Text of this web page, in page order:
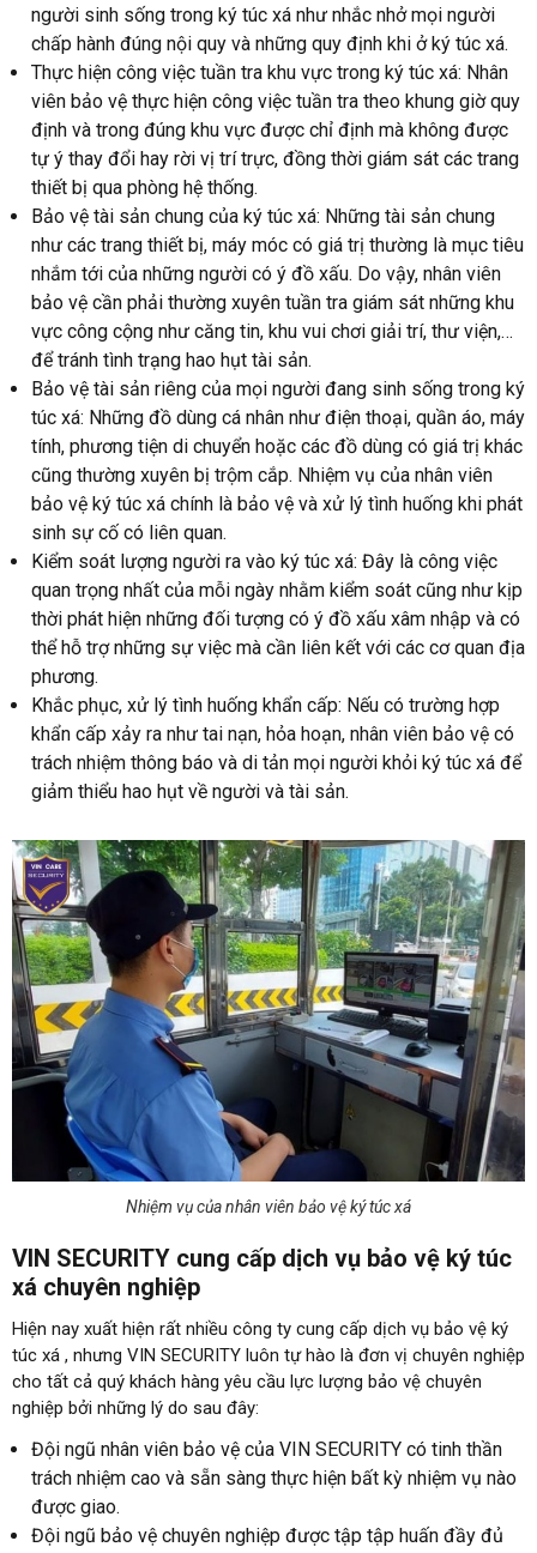
người sinh sống trong ký túc xá như nhắc nhở mọi người
chấp hành đúng nội quy và những quy định khi ở ký túc xá.
Thực hiện công việc tuần tra khu vực trong ký túc xá: Nhân
viên bảo vệ thực hiện công việc tuần tra theo khung giờ quy
định và trong đúng khu vực được chỉ định mà không được
tự ý thay đổi hay rời vị trí trực, đồng thời giám sát các trang
thiết bị qua phòng hệ thống.
Bảo vệ tài sản chung của ký túc xá: Những tài sản chung
như các trang thiết bị, máy móc có giá trị thường là mục tiêu
nhắm tới của những người có ý đồ xấu. Do vậy, nhân viên
bảo vệ cần phải thường xuyên tuần tra giám sát những khu
vực công cộng như căng tin, khu vui chơi giải trí, thư viện,…
để tránh tình trạng hao hụt tài sản.
Bảo vệ tài sản riêng của mọi người đang sinh sống trong ký
túc xá: Những đồ dùng cá nhân như điện thoại, quần áo, máy
tính, phương tiện di chuyển hoặc các đồ dùng có giá trị khác
cũng thường xuyên bị trộm cắp. Nhiệm vụ của nhân viên
bảo vệ ký túc xá chính là bảo vệ và xử lý tình huống khi phát
sinh sự cố có liên quan.
Kiểm soát lượng người ra vào ký túc xá: Đây là công việc
quan trọng nhất của mỗi ngày nhằm kiểm soát cũng như kịp
thời phát hiện những đối tượng có ý đồ xấu xâm nhập và có
thể hỗ trợ những sự việc mà cần liên kết với các cơ quan địa
phương.
Khắc phục, xử lý tình huống khẩn cấp: Nếu có trường hợp
khẩn cấp xảy ra như tai nạn, hỏa hoạn, nhân viên bảo vệ có
trách nhiệm thông báo và di tản mọi người khỏi ký túc xá để
giảm thiểu hao hụt về người và tài sản.
Nhiệm vụ của nhân viên bảo vệ ký túc xá
VIN SECURITY cung cấp dịch vụ bảo vệ ký túc
xá chuyên nghiệp
Hiện nay xuất hiện rất nhiều công ty cung cấp dịch vụ bảo vệ ký
túc xá , nhưng VIN SECURITY luôn tự hào là đơn vị chuyên nghiệp
cho tất cả quý khách hàng yêu cầu lực lượng bảo vệ chuyên
nghiệp bởi những lý do sau đây:
Đội ngũ nhân viên bảo vệ của VIN SECURITY có tinh thần
trách nhiệm cao và sẵn sàng thực hiện bất kỳ nhiệm vụ nào
được giao.
Đội ngũ bảo vệ chuyên nghiệp được tập tập huấn đầy đủ